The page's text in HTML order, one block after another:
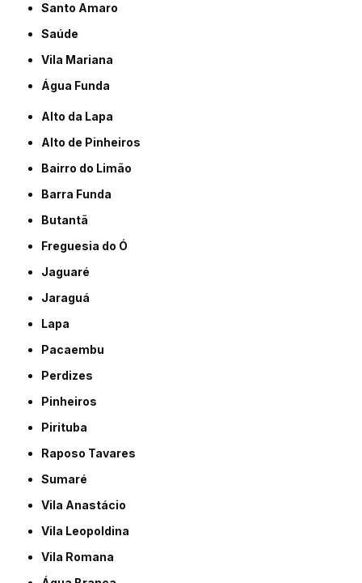
Santo Amaro
Saúde
Vila Mariana
Água Funda
Alto da Lapa
Alto de Pinheiros
Bairro do Limão
Barra Funda
Butantã
Freguesia do Ó
Jaguaré
Jaraguá
Lapa
Pacaembu
Perdizes
Pinheiros
Pirituba
Raposo Tavares
Sumaré
Vila Anastácio
Vila Leopoldina
Vila Romana